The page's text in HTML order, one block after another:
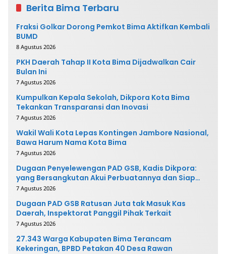
Berita Bima Terbaru
Fraksi Golkar Dorong Pemkot Bima Aktifkan Kembali
BUMD
8 Agustus 2026
PKH Daerah Tahap II Kota Bima Dijadwalkan Cair
Bulan Ini
7 Agustus 2026
Kumpulkan Kepala Sekolah, Dikpora Kota Bima
Tekankan Transparansi dan Inovasi
7 Agustus 2026
Wakil Wali Kota Lepas Kontingen Jambore Nasional,
Bawa Harum Nama Kota Bima
7 Agustus 2026
Dugaan Penyelewengan PAD GSB, Kadis Dikpora:
yang Bersangkutan Akui Perbuatannya dan Siap
Mengembalikan Uang
7 Agustus 2026
Dugaan PAD GSB Ratusan Juta tak Masuk Kas
Daerah, Inspektorat Panggil Pihak Terkait
7 Agustus 2026
27.343 Warga Kabupaten Bima Terancam
Kekeringan, BPBD Petakan 40 Desa Rawan